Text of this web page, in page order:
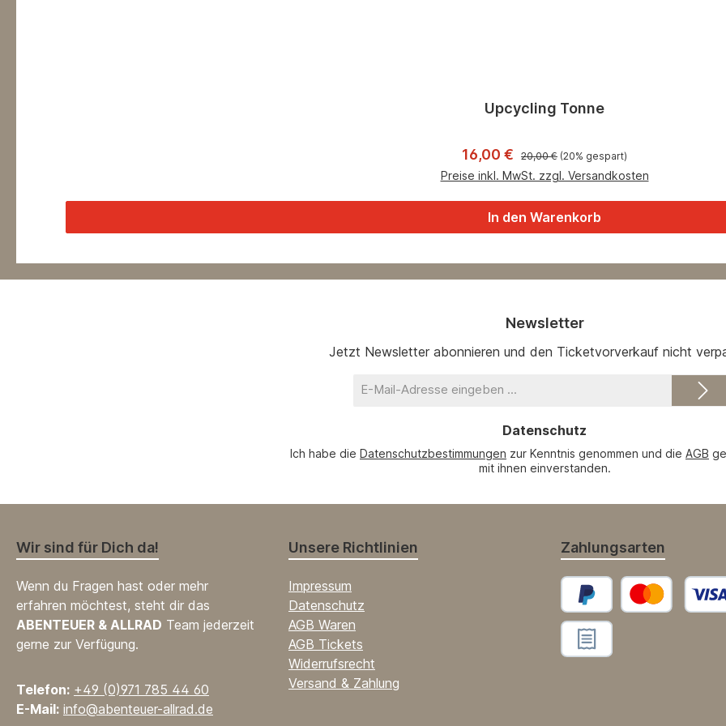
Upcycling Tonne
Verkaufspreis:
16,00 € Regulärer Preis:
20,00 € (20% gespart)
Preise inkl. MwSt. zzgl. Versandkosten
In den Warenkorb
Newsletter
Jetzt Newsletter abonnieren und den Ticketvorverkauf nicht
Mail-
Datenschutz
Ich habe die Datenschutzbestimmungen zur Kenntnis genommen und die AGB
mit ihnen einverstanden.
Wir sind für Dich da!
Wenn du Fragen hast oder mehr
erfahren möchtest, steht dir das
ABENTEUER & ALLRAD Team jederzeit
gerne zur Verfügung.
Telefon: +49 (0)971 785 44 60
E-Mail: info@abenteuer-allrad.de
Unsere Richtlinien
Impressum
Datenschutz
AGB Waren
AGB Tickets
Widerrufsrecht
Versand & Zahlung
Zahlungsarten
PayPal